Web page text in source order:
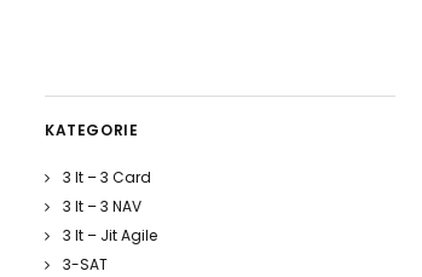
KATEGORIE
3 It – 3 Card
3 It – 3 NAV
3 It – Jit Agile
3-SAT